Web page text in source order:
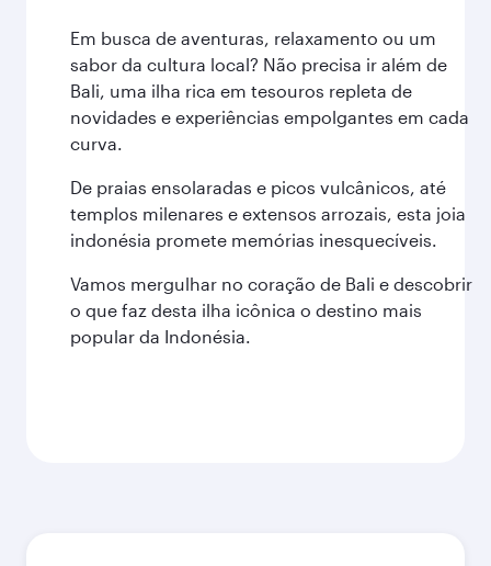
Em busca de aventuras, relaxamento ou um
sabor da cultura local? Não precisa ir além de
Bali, uma ilha rica em tesouros repleta de
novidades e experiências empolgantes em cada
curva.
De praias ensolaradas e picos vulcânicos, até
templos milenares e extensos arrozais, esta joia
indonésia promete memórias inesquecíveis.
Vamos mergulhar no coração de Bali e descobrir
o que faz desta ilha icônica o destino mais
popular da Indonésia.